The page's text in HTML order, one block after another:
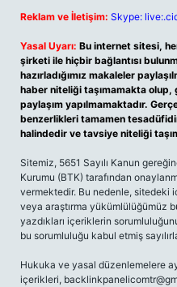
Reklam ve İletişim: Skype:
Yasal Uyarı: Bu internet sitesi,
şirketi ile hiçbir bağlantısı
hazırladığımız makaleler
haber niteliği taşımamakta olup,
paylaşım yapılmamaktadır.
benzerlikleri tamamen
halindedir ve tavsiye niteliği
Sitemiz, 5651 Sayılı Kanun
Kurumu (BTK) tarafından
vermektedir. Bu nedenle, sitedeki
veya araştırma yükümlülüğümüz
yazdıkları içeriklerin
bu sorumluluğu kabul etmiş
Hukuka ve yasal düzenlemelere
içerikleri,